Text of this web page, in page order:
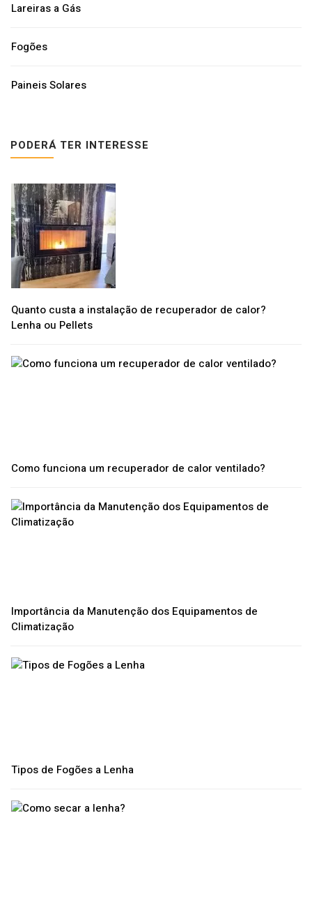
Lareiras a Gás
Fogões
Paineis Solares
PODERÁ TER INTERESSE
Quanto custa a instalação de recuperador de calor?
Lenha ou Pellets
Como funciona um recuperador de calor ventilado?
Importância da Manutenção dos Equipamentos de
Climatização
Tipos de Fogões a Lenha